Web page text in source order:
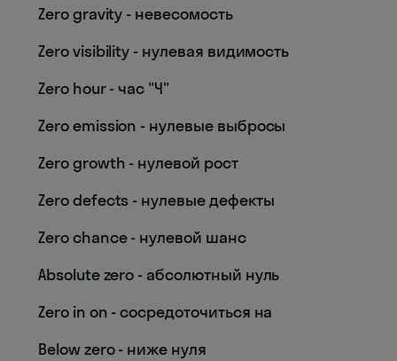
Zero gravity - невесомость
Zero visibility - нулевая видимость
Zero hour - час "Ч"
Zero emission - нулевые выбросы
Zero growth - нулевой рост
Zero defects - нулевые дефекты
Zero chance - нулевой шанс
Absolute zero - абсолютный нуль
Zero in on - сосредоточиться на
Below zero - ниже нуля